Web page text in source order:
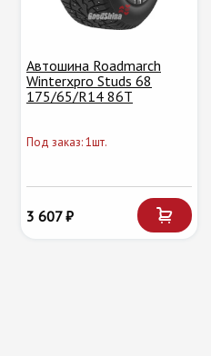
Автошина Roadmarch
Winterxpro Studs 68
175/65/R14 86T
Под заказ: 1шт.
3 607 ₽